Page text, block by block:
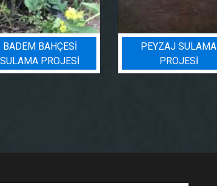
BADEM BAHÇESI
SULAMA PROJESI
PEYZAJ SULAMA
PROJESI